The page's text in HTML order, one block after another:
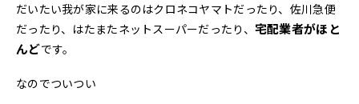
だいたい我が家に来るのはクロネコヤマトだったり、佐川急便
だったり、はたまたネットスーパーだったり、 宅配業者がほと
んどです。
なのでついつい